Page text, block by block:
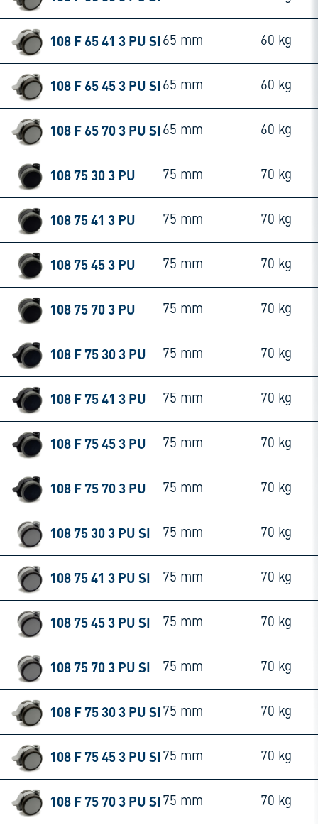
108 F 65 41 3 PU SI 65 mm 60 kg
108 F 65 45 3 PU SI 65 mm 60 kg
108 F 65 70 3 PU SI 65 mm 60 kg
108 75 30 3 PU 75 mm 70 kg
108 75 41 3 PU 75 mm 70 kg
108 75 45 3 PU 75 mm 70 kg
108 75 70 3 PU 75 mm 70 kg
108 F 75 30 3 PU 75 mm 70 kg
108 F 75 41 3 PU 75 mm 70 kg
108 F 75 45 3 PU 75 mm 70 kg
108 F 75 70 3 PU 75 mm 70 kg
108 75 30 3 PU SI 75 mm 70 kg
108 75 41 3 PU SI 75 mm 70 kg
108 75 45 3 PU SI 75 mm 70 kg
108 75 70 3 PU SI 75 mm 70 kg
108 F 75 30 3 PU SI 75 mm 70 kg
108 F 75 45 3 PU SI 75 mm 70 kg
108 F 75 70 3 PU SI 75 mm 70 kg